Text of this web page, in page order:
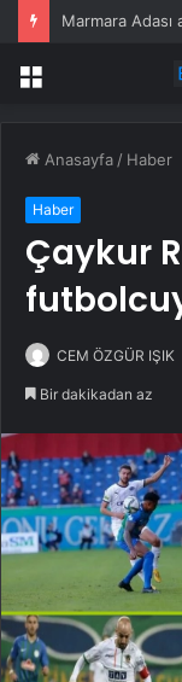
Marmara Adası
Menü
Anasayfa / Haber
Haber
Çaykur
CEM ÖZGÜR IŞIK
Bir dakikadan az